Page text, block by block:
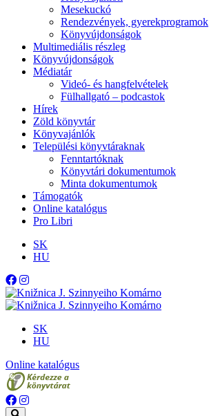
Mesekuckó
Rendezvények, gyerekprogramok
Könyvújdonságok
Multimediális részleg
Könyvújdonságok
Médiatár
Videó- és hangfelvételek
Fülhallgató – podcastok
Hírek
Zöld könyvtár
Könyvajánlók
Települési könyvtáraknak
Fenntartóknak
Könyvtári dokumentumok
Minta dokumentumok
Támogatók
Online katalógus
Pro Libri
SK
HU
SK
HU
Online katalógus